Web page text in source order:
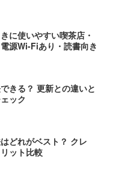
に使いやすい喫茶店・
源Wi-Fiあり・読書向き
きる？ 更新との違いと
ック
どれがベスト？ クレ
ット比較